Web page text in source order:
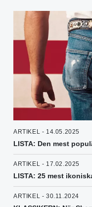
ARTIKEL - 14.05.2025
LISTA: Den mest
ARTIKEL - 17.02.2025
LISTA: 25 mest
ARTIKEL - 30.11.2024